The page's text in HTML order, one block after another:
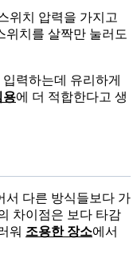
위치 압력을 가지고
위치를 살짝만 눌러도
력하는데 유리하게
용에 더 적합한다고 생
서 다른 방식들보다 가
차이점은 보다 타감
워 조용한 장소에서